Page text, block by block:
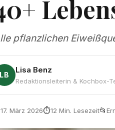
pflanzlichen
LB
Lisa Benz
Redaktionsleiterin & Kochbox-
17. März 2026⏱12 Min. Lesezeit📂